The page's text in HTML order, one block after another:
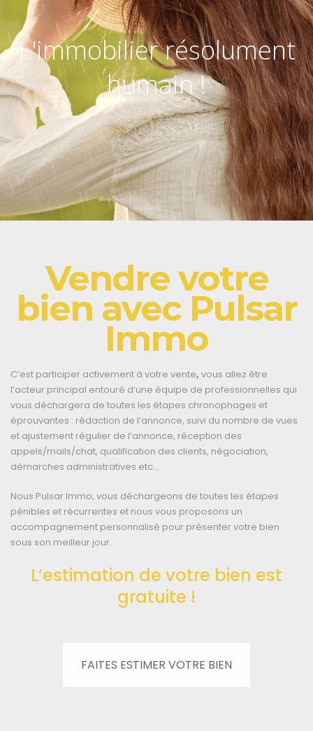
L'immobilier résolument
humain !
Vendre votre
bien avec Pulsar
Immo
C’est participer activement à votre vente, vous allez être
l’acteur principal entouré d’une équipe de professionnelles qui
vous déchargera de toutes les étapes chronophages et
éprouvantes : rédaction de l’annonce, suivi du nombre de vues
et ajustement régulier de l’annonce, réception des
appels/mails/chat, qualification des clients, négociation,
démarches administratives etc…
Nous Pulsar Immo, vous déchargeons de toutes les étapes
pénibles et récurrentes et nous vous proposons un
accompagnement personnalisé pour présenter votre bien
sous son meilleur jour.
L’estimation de votre bien est
gratuite !
FAITES ESTIMER VOTRE BIEN